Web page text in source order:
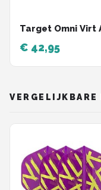
Target Omni Virt
€ 42,95
VERGELIJKBARE